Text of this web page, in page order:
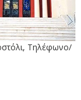
Τηλέφωνο/